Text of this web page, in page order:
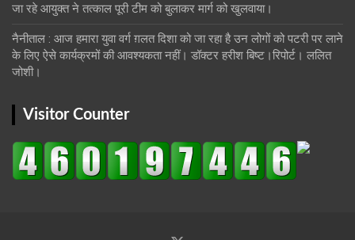
जा रहे आयुक्त ने तत्काल पूरी टीम को बुलाकर मार्ग को खुलवाया।
नैनीताल : आज हमारा युवा वर्ग ग़लत दिशा को जा रहा है उन लोगों को पटरी पर लाने
के लिए ऐसे कार्यक्रमों की आवश्यकता नहीं। डॉक्टर हरीश बिष्ट।रिपोर्ट। ललित
जोशी।
Visitor Counter